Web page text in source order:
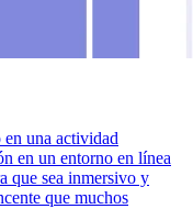
una actividad
en un entorno en línea
que sea inmersivo y
que muchos